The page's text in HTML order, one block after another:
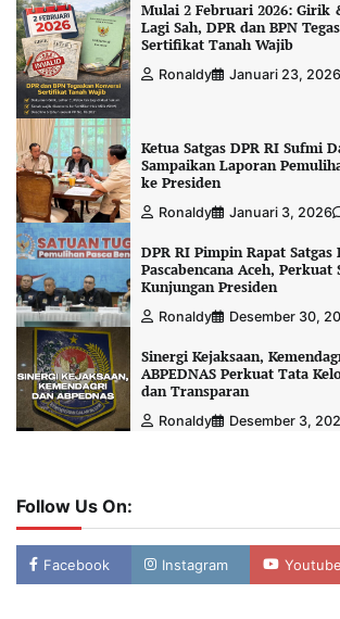
Mulai 2 Februari 2026: Girik
Lagi Sah, DPR dan BPN
Sertifikat Tanah Wajib
Ronaldy Januari 23, 2026
Ketua Satgas DPR RI Sufmi
Sampaikan Laporan
ke Presiden
Ronaldy Januari 3, 2026
DPR RI Pimpin Rapat Satgas
Pascabencana Aceh, Perkuat
Kunjungan Presiden
Ronaldy Desember 30,
Sinergi Kejaksaan,
ABPEDNAS Perkuat Tata
dan Transparan
Ronaldy Desember 3,
Follow Us On:
Facebook Instagram Youtube